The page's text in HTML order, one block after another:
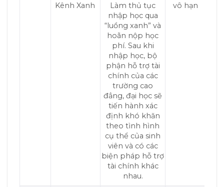
Kênh Xanh
Làm thủ tục
nhập học qua
“luồng xanh” và
hoãn nộp học
phí. Sau khi
nhập học, bộ
phận hỗ trợ tài
chính của các
trường cao
đẳng, đại học sẽ
tiến hành xác
định khó khăn
theo tình hình
cụ thể của sinh
viên và có các
biện pháp hỗ trợ
tài chính khác
nhau.
vô hạn